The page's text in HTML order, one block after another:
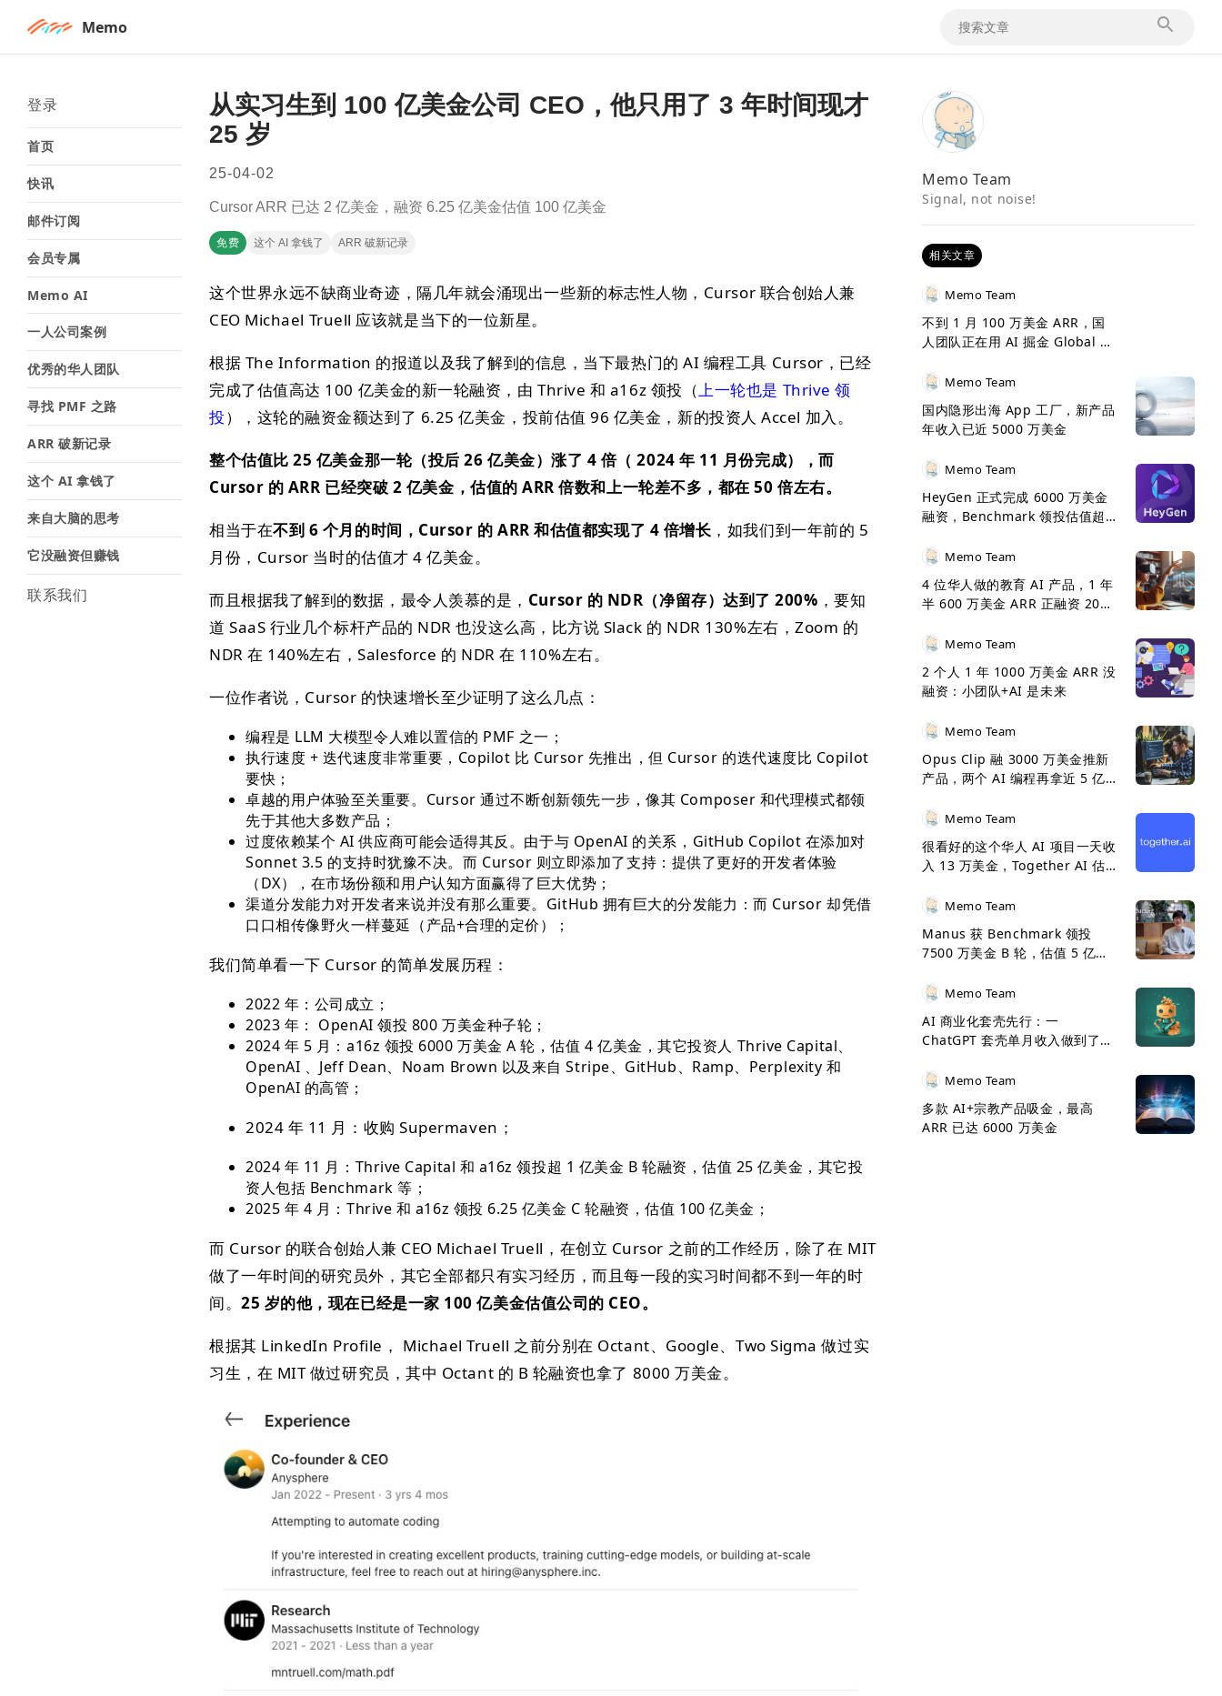
Memo
登录
首页
快讯
邮件订阅
会员专属
Memo AI
一人公司案例
优秀的华人团队
寻找 PMF 之路
ARR 破新记录
这个 AI 拿钱了
来自大脑的思考
它没融资但赚钱
联系我们
从实习生到 100 亿美金公司 CEO，他只用了 3 年时间现才
25 岁
25-04-02
Cursor ARR 已达 2 亿美金，融资 6.25 亿美金估值 100 亿美金
免费 这个 AI 拿钱了 ARR 破新记录
这个世界永远不缺商业奇迹，隔几年就会涌现出一些新的标志性人物，Cursor 联合创始人兼
CEO Michael Truell 应该就是当下的一位新星。
根据 The Information 的报道以及我了解到的信息，当下最热门的 AI 编程工具 Cursor，已经
完成了估值高达 100 亿美金的新一轮融资，由 Thrive 和 a16z 领投（上一轮也是 Thrive 领
投），这轮的融资金额达到了 6.25 亿美金，投前估值 96 亿美金，新的投资人 Accel 加入。
整个估值比 25 亿美金那一轮（投后 26 亿美金）涨了 4 倍（ 2024 年 11 月份完成），而
Cursor 的 ARR 已经突破 2 亿美金，估值的 ARR 倍数和上一轮差不多，都在 50 倍左右。
相当于在不到 6 个月的时间，Cursor 的 ARR 和估值都实现了 4 倍增长 ，如我们到一年前的 5
月份，Cursor 当时的估值才 4 亿美金。
而且根据我了解到的数据，最令人羡慕的是， Cursor 的 NDR（净留存）达到了 200% ，要知
道 SaaS 行业几个标杆产品的 NDR 也没这么高，比方说 Slack 的 NDR 130%左右，Zoom 的
NDR 在 140%左右，Salesforce 的 NDR 在 110%左右。
一位作者说，Cursor 的快速增长至少证明了这么几点：
编程是 LLM 大模型令人难以置信的 PMF 之一；
执行速度 + 迭代速度非常重要，Copilot 比 Cursor 先推出，但 Cursor 的迭代速度比 Copilot
要快；
卓越的用户体验至关重要。Cursor 通过不断创新领先一步，像其 Composer 和代理模式都领
先于其他大多数产品；
过度依赖某个 AI 供应商可能会适得其反。由于与 OpenAI 的关系，GitHub Copilot 在添加对
Sonnet 3.5 的支持时犹豫不决。而 Cursor 则立即添加了支持：提供了更好的开发者体验
（DX），在市场份额和用户认知方面赢得了巨大优势；
渠道分发能力对开发者来说并没有那么重要。GitHub 拥有巨大的分发能力：而 Cursor 却凭借
口口相传像野火一样蔓延（产品+合理的定价）；
我们简单看一下 Cursor 的简单发展历程：
2022 年：公司成立；
2023 年： OpenAI 领投 800 万美金种子轮；
2024 年 5 月：a16z 领投 6000 万美金 A 轮，估值 4 亿美金，其它投资人 Thrive Capital、
OpenAI 、Jeff Dean、Noam Brown 以及来自 Stripe、GitHub、Ramp、Perplexity 和
OpenAI 的高管；
2024 年 11 月：收购 Supermaven；
2024 年 11 月：Thrive Capital 和 a16z 领投超 1 亿美金 B 轮融资，估值 25 亿美金，其它投
资人包括 Benchmark 等；
2025 年 4 月：Thrive 和 a16z 领投 6.25 亿美金 C 轮融资，估值 100 亿美金；
而 Cursor 的联合创始人兼 CEO Michael Truell，在创立 Cursor 之前的工作经历，除了在 MIT
做了一年时间的研究员外，其它全部都只有实习经历，而且每一段的实习时间都不到一年的时
间。25 岁的他，现在已经是一家 100 亿美金估值公司的 CEO。
根据其 LinkedIn Profile， Michael Truell 之前分别在 Octant、Google、Two Sigma 做过实
习生，在 MIT 做过研究员，其中 Octant 的 B 轮融资也拿了 8000 万美金。
Memo Team
Signal, not noise!
相关文章
Memo Team
不到 1 月 100 万美金 ARR，国
人团队正在用 AI 掘金 Global 市
Memo Team
国内隐形出海 App 工厂，新产品
年收入已近 5000 万美金
Memo Team
HeyGen 正式完成 6000 万美金
融资，Benchmark 领投估值超 5
Memo Team
4 位华人做的教育 AI 产品，1 年
半 600 万美金 ARR 正融资 2000
Memo Team
2 个人 1 年 1000 万美金 ARR 没
融资：小团队+AI 是未来
Memo Team
Opus Clip 融 3000 万美金推新
产品，两个 AI 编程再拿近 5 亿
Memo Team
很看好的这个华人 AI 项目一天收
入 13 万美金，Together AI 估
Memo Team
Manus 获 Benchmark 领投
7500 万美金 B 轮，估值 5 亿美
Memo Team
AI 商业化套壳先行：一
ChatGPT 套壳单月收入做到了
Memo Team
多款 AI+宗教产品吸金，最高
ARR 已达 6000 万美金